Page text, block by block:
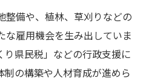
と人手課題の解消法
整備や、植林、草刈りなどの
な雇用機会を生み出していま
り県民税」などの行政支援に
制の構築や人材育成が進めら